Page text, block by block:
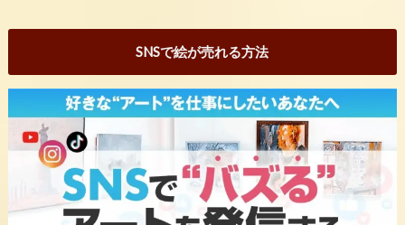
SNSで絵が売れる方法